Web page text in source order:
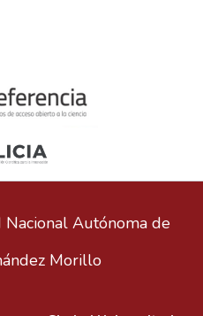
Nacional Autónoma de
Morillo